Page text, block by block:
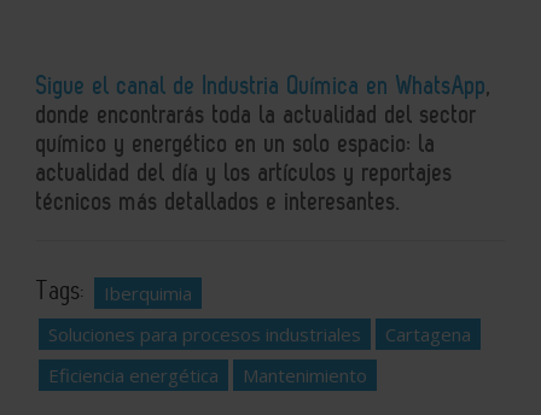
Sigue el canal de Industria Química en WhatsApp,
donde encontrarás toda la actualidad del sector
químico y energético en un solo espacio: la
actualidad del día y los artículos y reportajes
técnicos más detallados e interesantes.
Tags:
Iberquimia
Soluciones para procesos industriales
Cartagena
Eficiencia energética
Mantenimiento